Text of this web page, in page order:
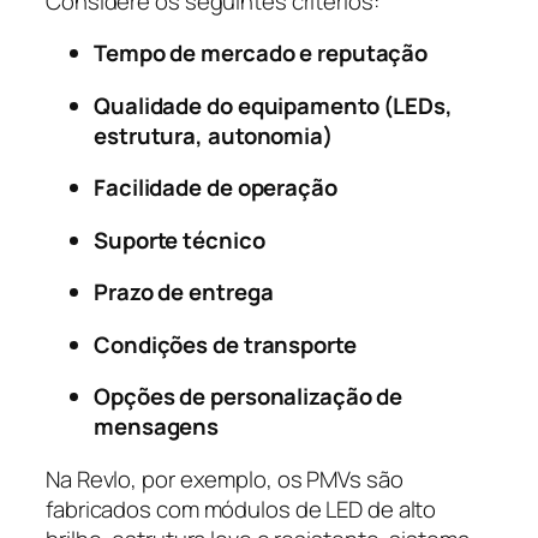
Tempo de mercado e reputação
Qualidade do equipamento (LEDs,
estrutura, autonomia)
Facilidade de operação
Suporte técnico
Prazo de entrega
Condições de transporte
Opções de personalização de
mensagens
Na Revlo, por exemplo, os PMVs são
fabricados com módulos de LED de alto